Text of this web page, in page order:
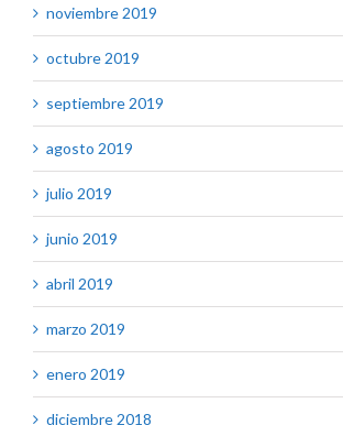
noviembre 2019
octubre 2019
septiembre 2019
agosto 2019
julio 2019
junio 2019
abril 2019
marzo 2019
enero 2019
diciembre 2018